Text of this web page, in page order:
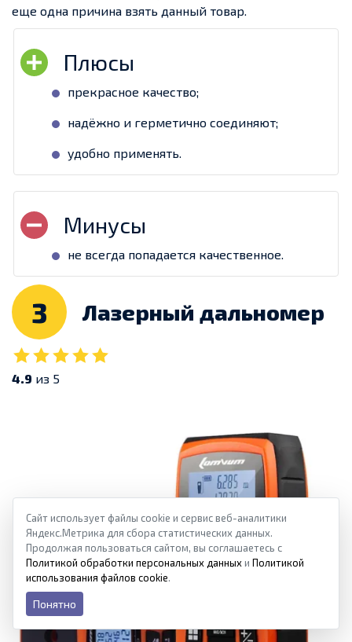
еще одна причина взять данный товар.
прекрасное качество;
надёжно и герметично соединяют;
удобно применять.
не всегда попадается качественное.
3 Лазерный дальномер
4.9 из 5
Сайт использует файлы cookie и сервис веб-аналитики
Яндекс.Метрика для сбора статистических данных.
Продолжая пользоваться сайтом, вы соглашаетесь с
Политикой обработки персональных данных и Политикой
использования файлов cookie.
Понятно